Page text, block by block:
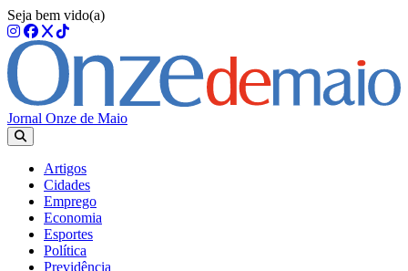
Seja bem vido(a)
Jornal Onze de Maio
Artigos
Cidades
Emprego
Economia
Esportes
Política
Previdência